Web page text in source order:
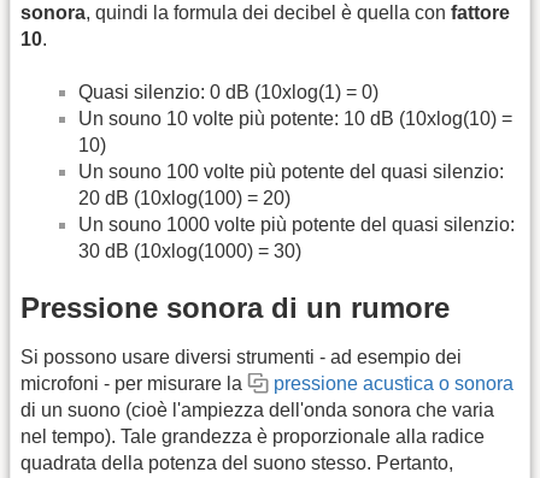
sonora, quindi la formula dei decibel è quella con fattore
10.
Quasi silenzio: 0 dB (10xlog(1) = 0)
Un souno 10 volte più potente: 10 dB (10xlog(10) =
10)
Un souno 100 volte più potente del quasi silenzio:
20 dB (10xlog(100) = 20)
Un souno 1000 volte più potente del quasi silenzio:
30 dB (10xlog(1000) = 30)
Pressione sonora di un rumore
Si possono usare diversi strumenti - ad esempio dei
microfoni - per misurare la
pressione acustica o sonora
di un suono (cioè l'ampiezza dell'onda sonora che varia
nel tempo). Tale grandezza è proporzionale alla radice
quadrata della potenza del suono stesso. Pertanto,